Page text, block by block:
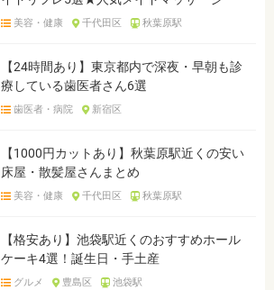
美容・健康 千代田区 秋葉原駅
【24時間あり】東京都内で深夜・早朝も診
療している歯医者さん6選
歯医者・病院 新宿区
【1000円カットあり】秋葉原駅近くの安い
床屋・散髪屋さんまとめ
美容・健康 千代田区 秋葉原駅
【格安あり】池袋駅近くのおすすめホール
ケーキ4選！誕生日・手土産
グルメ 豊島区 池袋駅